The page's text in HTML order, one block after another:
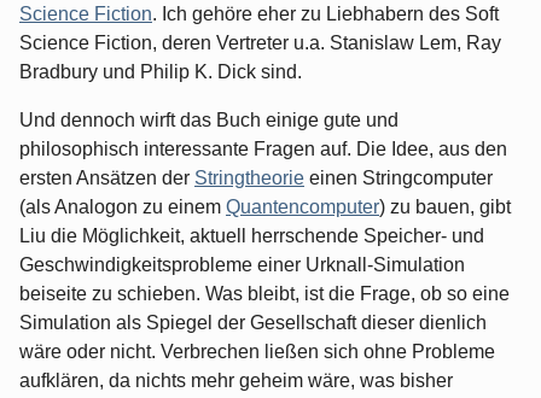
Science Fiction. Ich gehöre eher zu Liebhabern des Soft
Science Fiction, deren Vertreter u.a. Stanislaw Lem, Ray
Bradbury und Philip K. Dick sind.
Und dennoch wirft das Buch einige gute und
philosophisch interessante Fragen auf. Die Idee, aus den
ersten Ansätzen der Stringtheorie einen Stringcomputer
(als Analogon zu einem Quantencomputer) zu bauen, gibt
Liu die Möglichkeit, aktuell herrschende Speicher- und
Geschwindigkeitsprobleme einer Urknall-Simulation
beiseite zu schieben. Was bleibt, ist die Frage, ob so eine
Simulation als Spiegel der Gesellschaft dieser dienlich
wäre oder nicht. Verbrechen ließen sich ohne Probleme
aufklären, da nichts mehr geheim wäre, was bisher